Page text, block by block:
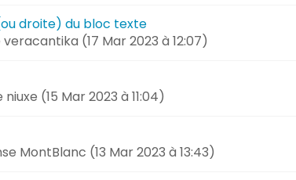
droite) du bloc texte
veracantika (17 Mar 2023 à 12:07)
niuxe (15 Mar 2023 à 11:04)
MontBlanc (13 Mar 2023 à 13:43)